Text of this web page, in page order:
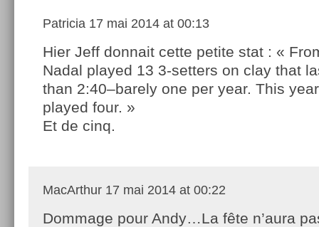
Patricia 17 mai 2014 at 00:13
Hier Jeff donnait cette petite stat : «
Nadal played 13 3-setters on clay that
than 2:40–barely one per year. This
played four. »
Et de cinq.
MacArthur 17 mai 2014 at 00:22
Dommage pour Andy…La fête n’aura